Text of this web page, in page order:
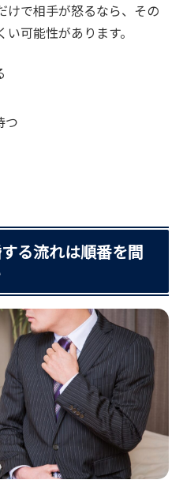
けで相手が怒るなら、その
可能性があります。
つ
る流れは順番を間